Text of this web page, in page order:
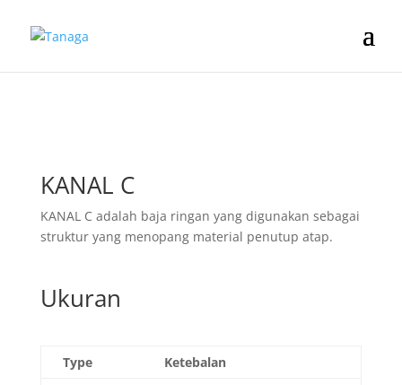
KANAL C
KANAL C adalah baja ringan yang digunakan sebagai
struktur yang menopang material penutup atap.
Ukuran
Type Ketebalan